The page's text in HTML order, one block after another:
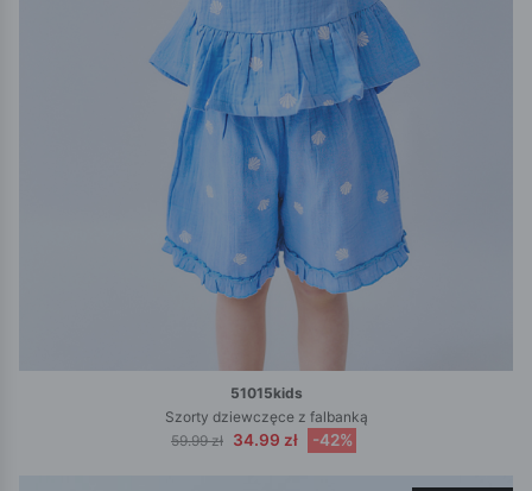
51015kids
Szorty dziewczęce z falbanką
59.99 zł 34.99 zł -42%